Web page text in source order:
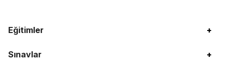
Eğitimler +
Sınavlar +